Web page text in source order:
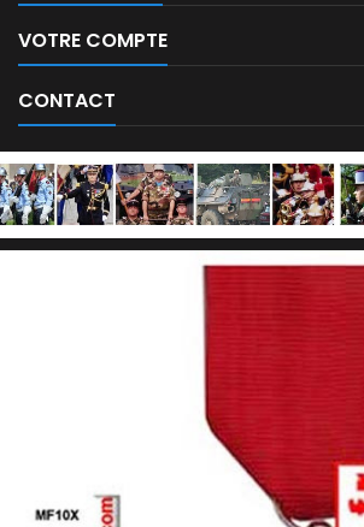
VOTRE COMPTE
CONTACT